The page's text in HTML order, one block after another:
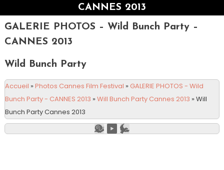
CANNES 2013
GALERIE PHOTOS – Wild Bunch Party –
CANNES 2013
Wild Bunch Party
Accueil »Photos Cannes Film Festival » GALERIE PHOTOS - Wild
Bunch Party - CANNES 2013 »Will Bunch Party Cannes 2013 »Will
Bunch Party Cannes 2013